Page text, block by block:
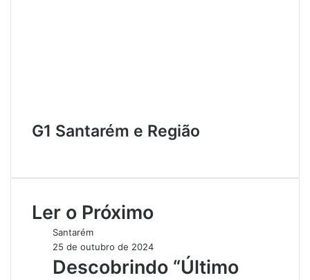
G1 Santarém e Região
b
i
tLer o Próximo
Santarém
25 de outubro de 2024
Descobrindo “Último